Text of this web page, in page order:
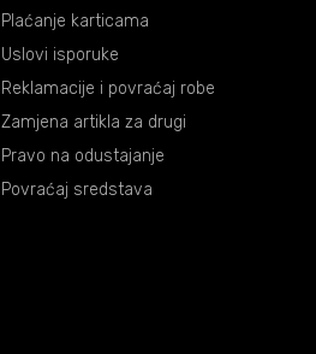
Plaćanje karticama
Uslovi isporuke
Reklamacije i povraćaj robe
Zamjena artikla za drugi
Pravo na odustajanje
Povraćaj sredstava